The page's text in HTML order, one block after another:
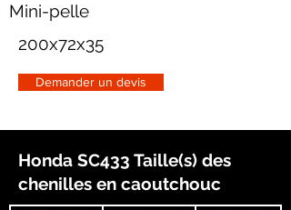
Mini-pelle
200x72x35
Demander un devis
Honda SC433 Taille(s) des
chenilles en caoutchouc